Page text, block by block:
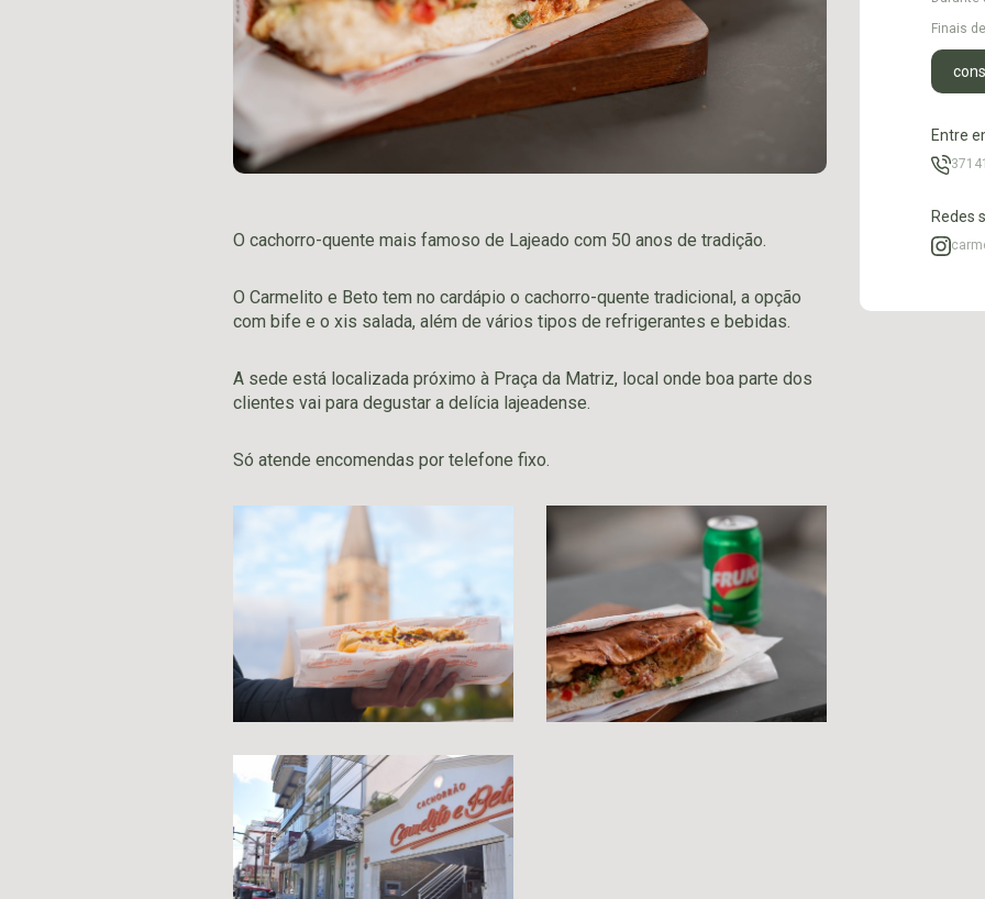
O cachorro-quente mais famoso de Lajeado com 50 anos de tradição.
O Carmelito e Beto tem no cardápio o cachorro-quente tradicional, a opção
com bife e o xis salada, além de vários tipos de refrigerantes e bebidas.
A sede está localizada próximo à Praça da Matriz, local onde boa parte dos
clientes vai para degustar a delícia lajeadense.
Só atende encomendas por telefone fixo.
Finais
Entre
Redes